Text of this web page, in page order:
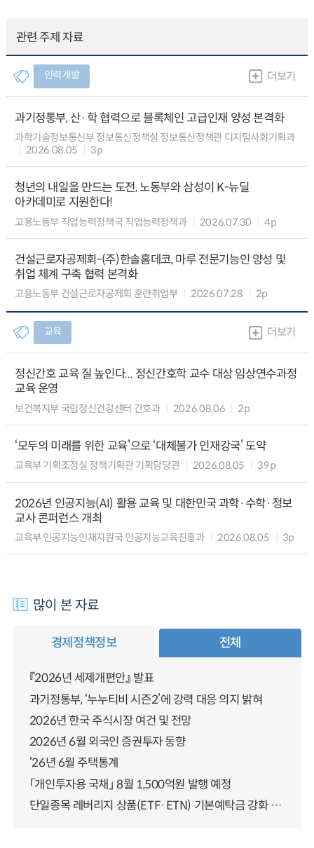
관련 주제 자료
인력개발 더보기
과기정통부, 산·학 협력으로 블록체인 고급인재 양성 본격화
과학기술정보통신부 정보통신정책실 정보통신정책관 디지털사회기획과
2026.08.05
3p
청년의 내일을 만드는 도전, 노동부와 삼성이 K-뉴딜
아카데미로 지원한다!
고용노동부 직업능력정책국 직업능력정책과 2026.07.30 4p
건설근로자공제회-(주)한솔홈데코, 마루 전문기능인 양성 및
취업 체계 구축 협력 본격화
고용노동부 건설근로자공제회 훈련취업부 2026.07.28 2p
교육 더보기
정신간호 교육 질 높인다... 정신간호학 교수 대상 임상연수과정
교육 운영
보건복지부 국립정신건강센터 간호과 2026.08.06 2p
‘모두의 미래를 위한 교육’으로 ‘대체불가 인재강국’ 도약
교육부 기획조정실 정책기획관 기획담당관 2026.08.05 39p
2026년 인공지능(AI) 활용 교육 및 대한민국 과학·수학·정보
교사 콘퍼런스 개최
교육부 인공지능인재지원국 인공지능교육진흥과 2026.08.05 3p
많이 본 자료
경제정책정보 전체
『2026년 세제개편안』 발표
과기정통부, ‘누누티비 시즌2’에 강력 대응 의지 밝혀
2026년 한국 주식시장 여건 및 전망
2026년 6월 외국인 증권투자 동향
‘26년 6월 주택통계
「개인투자용 국채」 8월 1,500억원 발행 예정
단일종목 레버리지 상품(ETF·ETN) 기본예탁금 강화 조기시행 방안 안내